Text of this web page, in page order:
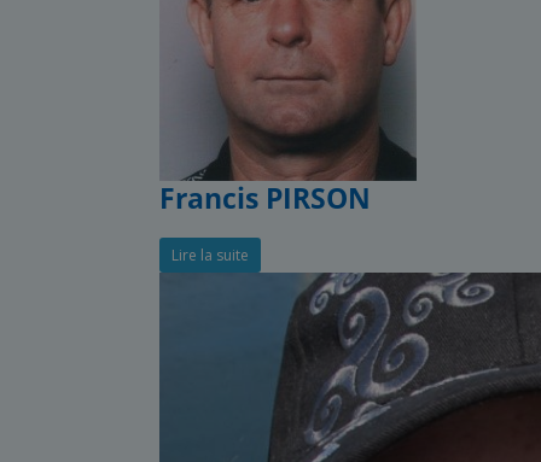
Francis PIRSON
Lire la suite